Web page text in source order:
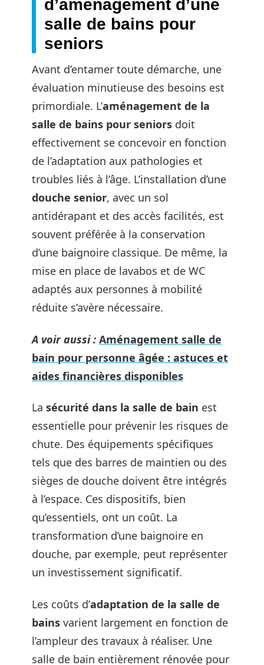
d’aménagement d’une
salle de bains pour
seniors
Avant d’entamer toute démarche, une
évaluation minutieuse des besoins est
primordiale. L’aménagement de la
salle de bains pour seniors doit
effectivement se concevoir en fonction
de l’adaptation aux pathologies et
troubles liés à l’âge. L’installation d’une
douche senior, avec un sol
antidérapant et des accès facilités, est
souvent préférée à la conservation
d’une baignoire classique. De même, la
mise en place de lavabos et de WC
adaptés aux personnes à mobilité
réduite s’avère nécessaire.
A voir aussi : Aménagement salle de
bain pour personne âgée : astuces et
aides financières disponibles
La sécurité dans la salle de bain est
essentielle pour prévenir les risques de
chute. Des équipements spécifiques
tels que des barres de maintien ou des
sièges de douche doivent être intégrés
à l’espace. Ces dispositifs, bien
qu’essentiels, ont un coût. La
transformation d’une baignoire en
douche, par exemple, peut représenter
un investissement significatif.
Les coûts d’adaptation de la salle de
bains varient largement en fonction de
l’ampleur des travaux à réaliser. Une
salle de bain entièrement rénovée pour